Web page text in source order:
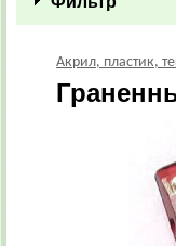
Акрил, пластик,